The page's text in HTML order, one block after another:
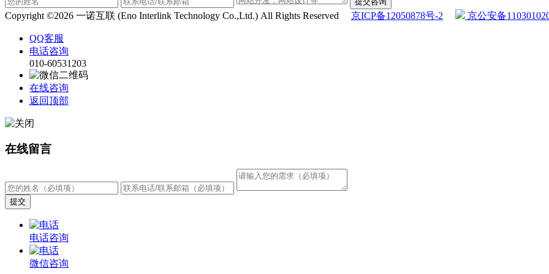
Copyright ©2026 一诺互联 (Eno Interlink Technology Co.,Ltd.) All Rights Reserved 京ICP备12050878号-2 京公安备
QQ客服
电话咨询
010-60531203
在线咨询
返回顶部
在线留言
电话咨询
微信咨询